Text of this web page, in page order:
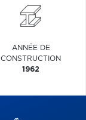
ANNÉE DE
CONSTRUCTION
1962